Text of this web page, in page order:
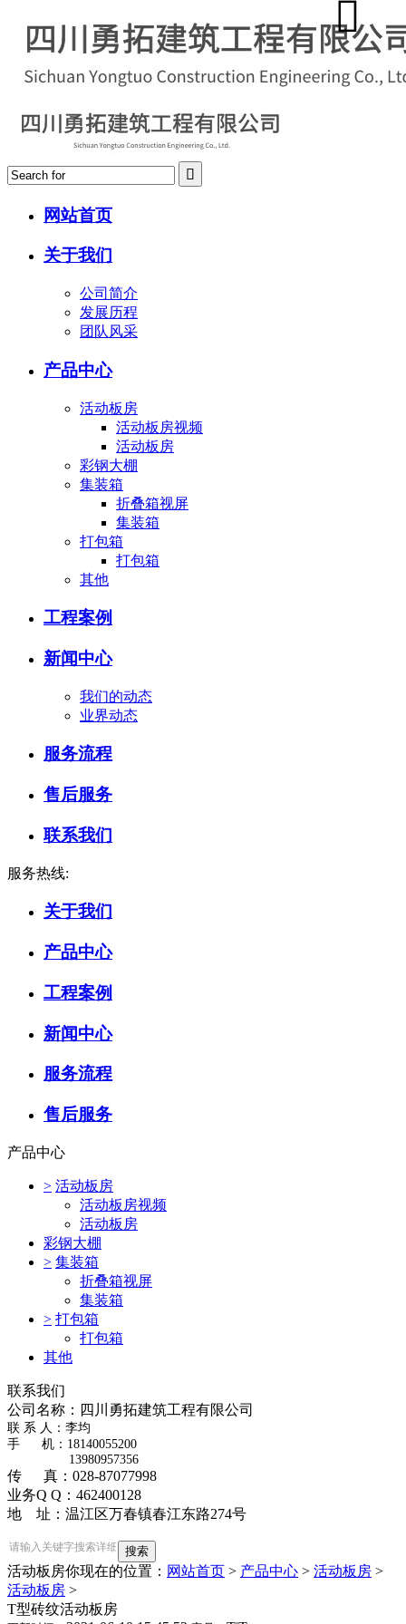
网站首页
关于我们
公司简介
发展历程
团队风采
产品中心
活动板房
活动板房视频
活动板房
彩钢大棚
集装箱
折叠箱视屏
集装箱
打包箱
打包箱
其他
工程案例
新闻中心
我们的动态
业界动态
服务流程
售后服务
联系我们
服务热线:
关于我们
产品中心
工程案例
新闻中心
服务流程
售后服务
产品中心
> 活动板房
活动板房视频
活动板房
彩钢大棚
> 集装箱
折叠箱视屏
集装箱
> 打包箱
打包箱
其他
联系我们
公司名称：四川勇拓建筑工程有限公司
​联 系 人：李均
手 机：18140055200
13980957356
传 真：028-87077998
业务Q Q：462400128
地 址：温江区万春镇春江东路274号
活动板房你现在的位置： 网站首页 > 产品中心 > 活动板房 >
活动板房 >
T型砖纹活动板房